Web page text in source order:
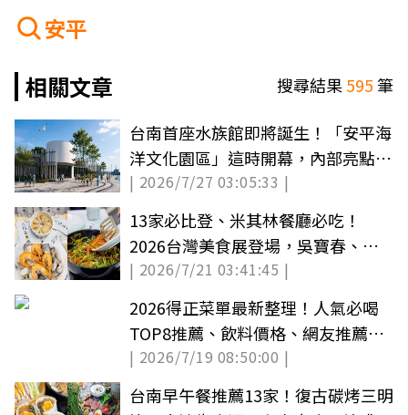
安平
相關文章
搜尋結果595筆
台南首座水族館即將誕生！「安平海
洋文化園區」這時開幕，內部亮點搶
先看
| 2026/7/27 03:05:33 |
13家必比登、米其林餐廳必吃！
2026台灣美食展登場，吳寶春、阿
基師都來了
| 2026/7/21 03:41:45 |
2026得正菜單最新整理！人氣必喝
TOP8推薦、飲料價格、網友推薦與
全台門市
| 2026/7/19 08:50:00 |
台南早午餐推薦13家！復古碳烤三明